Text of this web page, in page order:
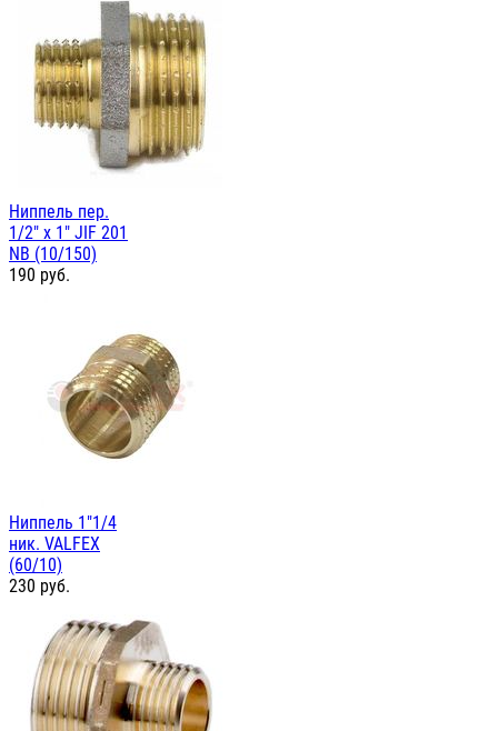
Ниппель пер.
1/2" х 1" JIF 201
NB (10/150)
190 руб.
Ниппель 1"1/4
ник. VALFEX
(60/10)
230 руб.